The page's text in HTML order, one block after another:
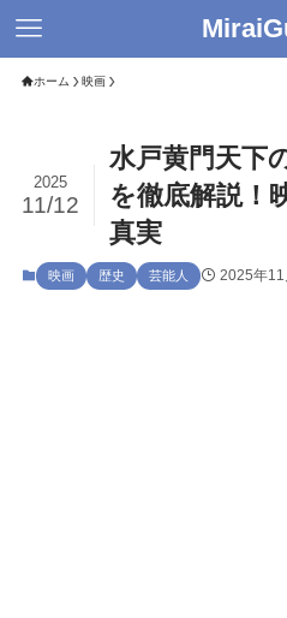
ホーム 映画
水戸黄門天下
を徹底解説！
真実
2025
11/12
映画 歴史 芸能人 2025年11